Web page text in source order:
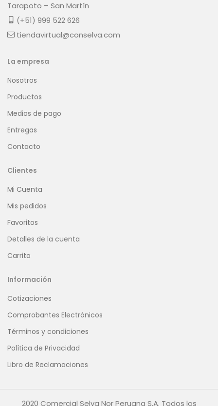
Tarapoto – San Martín
(+51) 999 522 626
tiendavirtual@conselva.com
La empresa
Nosotros
Productos
Medios de pago
Entregas
Contacto
Clientes
Mi Cuenta
Mis pedidos
Favoritos
Detalles de la cuenta
Carrito
Información
Cotizaciones
Comprobantes Electrónicos
Términos y condiciones
Política de Privacidad
Libro de Reclamaciones
2020 Comercial Selva Nor Peruana S.A. Todos los